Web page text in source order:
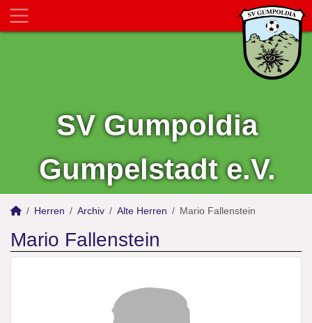
SV Gumpoldia
Gumpelstadt e.V.
Herren Archiv Alte Herren Mario Fallenstein
Mario Fallenstein